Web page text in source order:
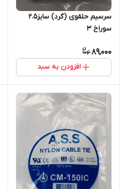
سرسیم حلقوی (گرد) سایز2.5
سوراخ 3
89,000
افزودن به سبد